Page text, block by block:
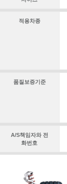
적용차종
품질보증기준
A/S책임자와 전
화번호